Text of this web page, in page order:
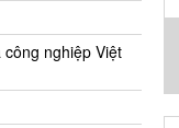
nghiệp Việt